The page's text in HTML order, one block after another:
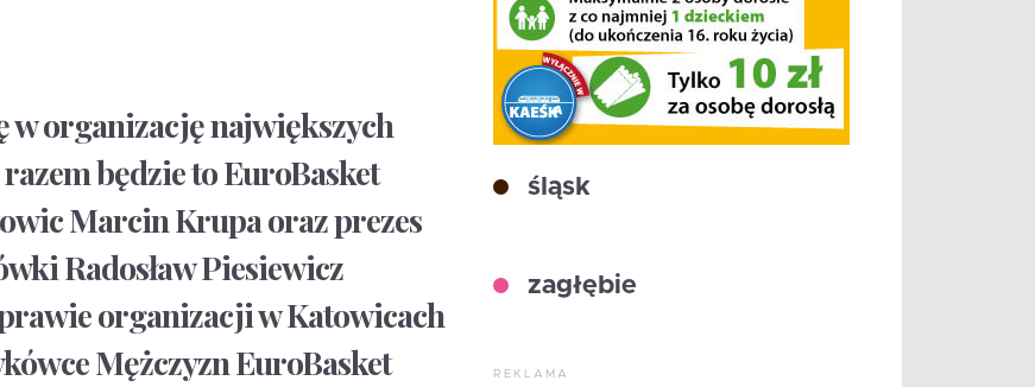
w organizację największych
będzie to EuroBasket
Marcin Krupa oraz prezes
Radosław Piesiewicz
organizacji w Katowicach
Mężczyzn EuroBasket
śląsk
zagłębie
REKLAMA